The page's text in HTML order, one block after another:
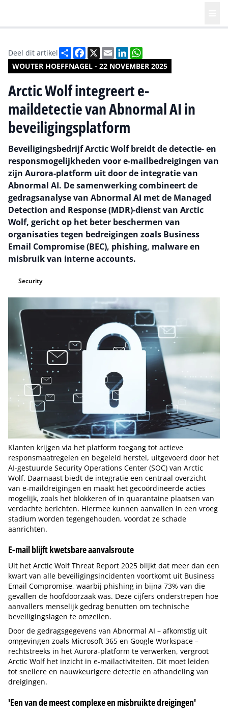
WOUTER HOEFFNAGEL - 22 NOVEMBER 2025
Deel dit artikel DeelFacebook
X EmailLinkedIn
Arctic Wolf integreert e-
maildetectie van Abnormal AI in
beveiligingsplatform
Beveiligingsbedrijf Arctic Wolf breidt de detectie- en
responsmogelijkheden voor e-mailbedreigingen van
zijn Aurora-platform uit door de integratie van
Abnormal AI. De samenwerking combineert de
gedragsanalyse van Abnormal AI met de Managed
Detection and Response (MDR)-dienst van Arctic
Wolf, gericht op het beter beschermen van
organisaties tegen bedreigingen zoals Business
Email Compromise (BEC), phishing, malware en
misbruik van interne accounts.
Security
Klanten krijgen via het platform toegang tot actieve
responsmaatregelen en begeleid herstel, uitgevoerd door het
AI-gestuurde Security Operations Center (SOC) van Arctic
Wolf. Daarnaast biedt de integratie een centraal overzicht
van e-maildreigingen en maakt het gecoördineerde acties
mogelijk, zoals het blokkeren of in quarantaine plaatsen van
verdachte berichten. Hiermee kunnen aanvallen in een vroeg
stadium worden tegengehouden, voordat ze schade
aanrichten.
E-mail blijft kwetsbare aanvalsroute
Uit het Arctic Wolf Threat Report 2025 blijkt dat meer dan een
kwart van alle beveiligingsincidenten voortkomt uit Business
Email Compromise, waarbij phishing in bijna 73% van die
gevallen de hoofdoorzaak was. Deze cijfers onderstrepen hoe
aanvallers menselijk gedrag benutten om technische
beveiligingslagen te omzeilen.
Door de gedragsgegevens van Abnormal AI – afkomstig uit
omgevingen zoals Microsoft 365 en Google Workspace –
rechtstreeks in het Aurora-platform te verwerken, vergroot
Arctic Wolf het inzicht in e-mailactiviteiten. Dit moet leiden
tot snellere en nauwkeurigere detectie en afhandeling van
dreigingen.
'Een van de meest complexe en misbruikte dreigingen'